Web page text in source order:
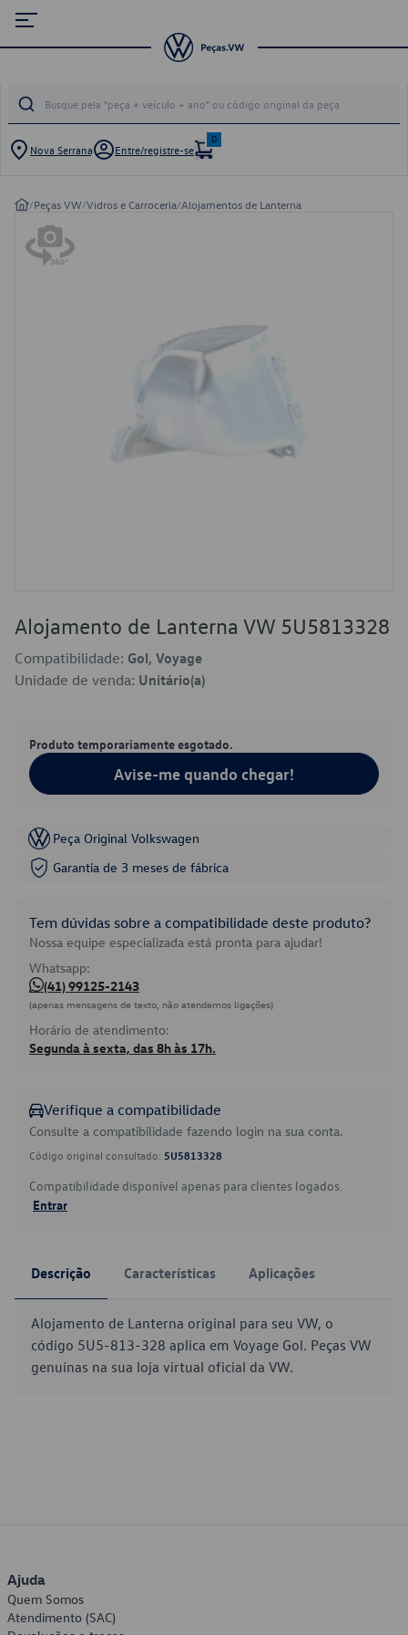
Nova Serrana Entre/registre-se
0
/Peças VW/Vidros e Carroceria/Alojamentos de Lanterna
Alojamento de Lanterna VW 5U5813328
Compatibilidade: Gol, Voyage
Unidade de venda: Unitário(a)
Produto temporariamente esgotado.
Avise-me quando chegar!
Peça Original Volkswagen
Garantia de 3 meses de fábrica
Tem dúvidas sobre a compatibilidade deste produto?
Nossa equipe especializada está pronta para ajudar!
Whatsapp:
(41) 99125-2143
(apenas mensagens de texto, não atendemos ligações)
Horário de atendimento:
Segunda à sexta, das 8h às 17h.
Verifique a compatibilidade
Consulte a compatibilidade fazendo login na sua conta.
Código original consultado: 5U5813328
Compatibilidade disponível apenas para clientes logados.
Entrar
Descrição Características Aplicações
Alojamento de Lanterna original para seu VW, o
código 5U5-813-328 aplica em Voyage Gol. Peças VW
genuínas na sua loja virtual oficial da VW.
Ajuda
Quem Somos
Atendimento (SAC)